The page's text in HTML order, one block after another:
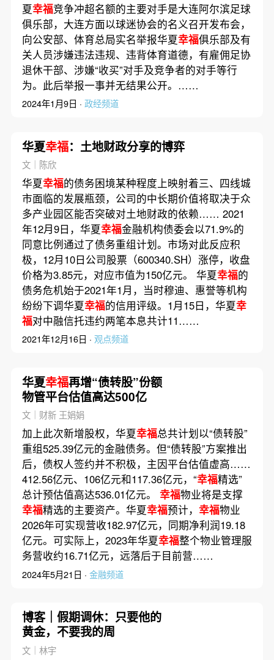
夏幸福竞争冲超名额的主要对手是大连阿尔滨足球
俱乐部，大连方面以球迷协会的名义召开发布会，
向公安部、体育总局实名举报华夏幸福俱乐部及有
关人员涉嫌违法违规、违背体育道德，有雇佣足协
退休干部、涉嫌“收买”对手及竞争者的对手等行
为。此后举报一事并无结果公开。……
2024年1月9日 · 政经频道
华夏幸福：土地财政分享的博弈
文｜陈欣
华夏幸福的债务困境某种程度上映射着三、四线城
市面临的发展瓶颈，公司的中长期价值将取决于众
多产业园区能否突破对土地财政的依赖…… 2021
年12月9日，华夏幸福金融机构债委会以71.9%的
同意比例通过了债务重组计划。市场对此反应积
极，12月10日公司股票（600340.SH）涨停，收盘
价格为3.85元，对应市值为150亿元。 华夏幸福的
债务危机始于2021年1月，当时穆迪、惠誉等机构
纷纷下调华夏幸福的信用评级。1月15日，华夏幸
福对中融信托违约两笔本息共计11……
2021年12月16日 · 观点频道
华夏幸福再增“债转股”份额
物管平台估值高达500亿
文｜财新 王娟娟
加上此次新增股权，华夏幸福总共计划以“债转股”
重组525.39亿元的金融债务。但“债转股”方案推出
后，债权人签约并不积极，主因平台估值虚高……
412.56亿元、106亿元和117.36亿元，“幸福精选”
总计预估值高达536.01亿元。 幸福物业将是支撑
幸福精选的主要资产。华夏幸福预计， 幸福物业
2026年可实现营收182.97亿元，同期净利润19.18
亿元。可实际上，2023年华夏幸福整个物业管理服
务营收约16.71亿元，远落后于目前营……
2024年5月21日 · 金融频道
博客｜假期调休：只要他的
黄金，不要我的周
文｜林宇